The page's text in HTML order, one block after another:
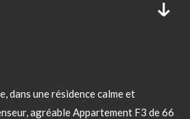
dans une résidence calme et
agréable Appartement F3 de 66